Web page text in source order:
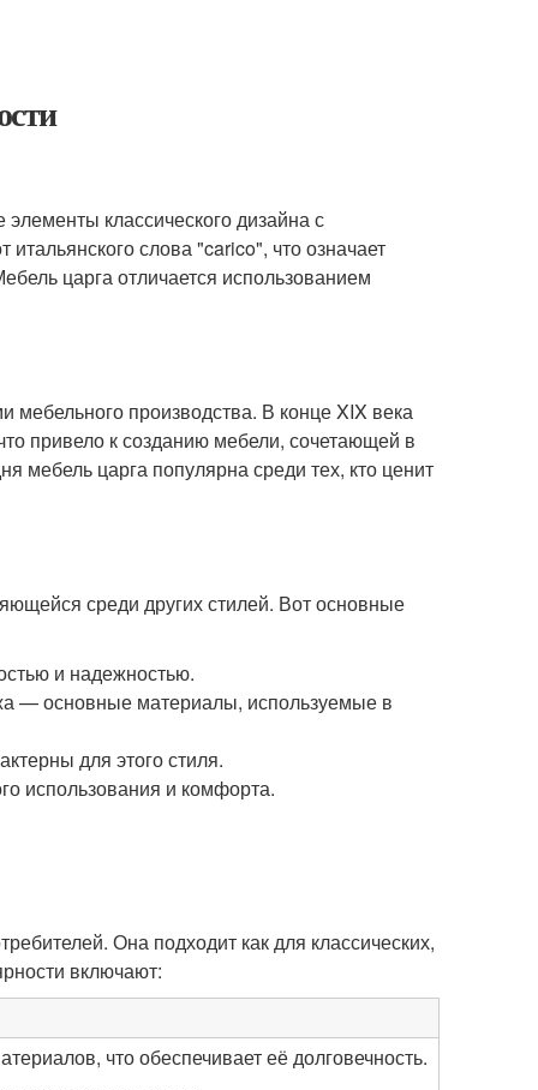
классического дизайна с
слова "carico", что означает
царга отличается использованием
производства. В конце XIX века
привело к созданию мебели, сочетающей в
мебель царга популярна среди тех, кто ценит
среди других стилей. Вот основные
и надежностью.
— основные материалы, используемые в
для этого стиля.
использования и комфорта.
Она подходит как для классических,
включают:
что обеспечивает её долговечность.